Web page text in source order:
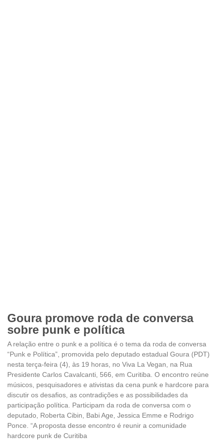
Goura promove roda de conversa
sobre punk e política
A relação entre o punk e a política é o tema da roda de conversa
“Punk e Política”, promovida pelo deputado estadual Goura (PDT)
nesta terça-feira (4), às 19 horas, no Viva La Vegan, na Rua
Presidente Carlos Cavalcanti, 566, em Curitiba. O encontro reúne
músicos, pesquisadores e ativistas da cena punk e hardcore para
discutir os desafios, as contradições e as possibilidades da
participação política. Participam da roda de conversa com o
deputado, Roberta Cibin, Babi Age, Jessica Emme e Rodrigo
Ponce. “A proposta desse encontro é reunir a comunidade
hardcore punk de Curitiba